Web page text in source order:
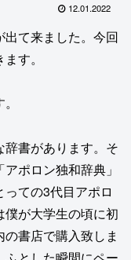
12.01.2022
て来ました。今回
す。
書があります。そ
ポロン独和辞典」
ての3代目アポロ
が大学生の頃に初
書店で購入致しま